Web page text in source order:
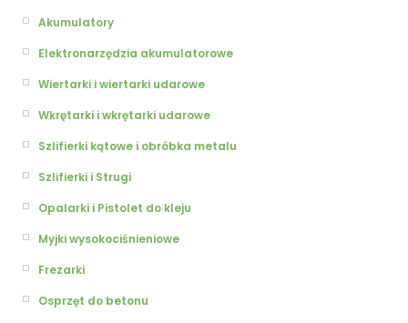
Akumulatory
Elektronarzędzia akumulatorowe
Wiertarki i wiertarki udarowe
Wkrętarki i wkrętarki udarowe
Szlifierki kątowe i obróbka metalu
Szlifierki i Strugi
Opalarki i Pistolet do kleju
Myjki wysokociśnieniowe
Frezarki
Osprzęt do betonu